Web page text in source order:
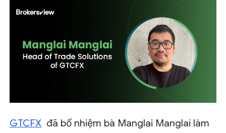
GTCFX đã bổ nhiệm bà Manglai Manglai làm